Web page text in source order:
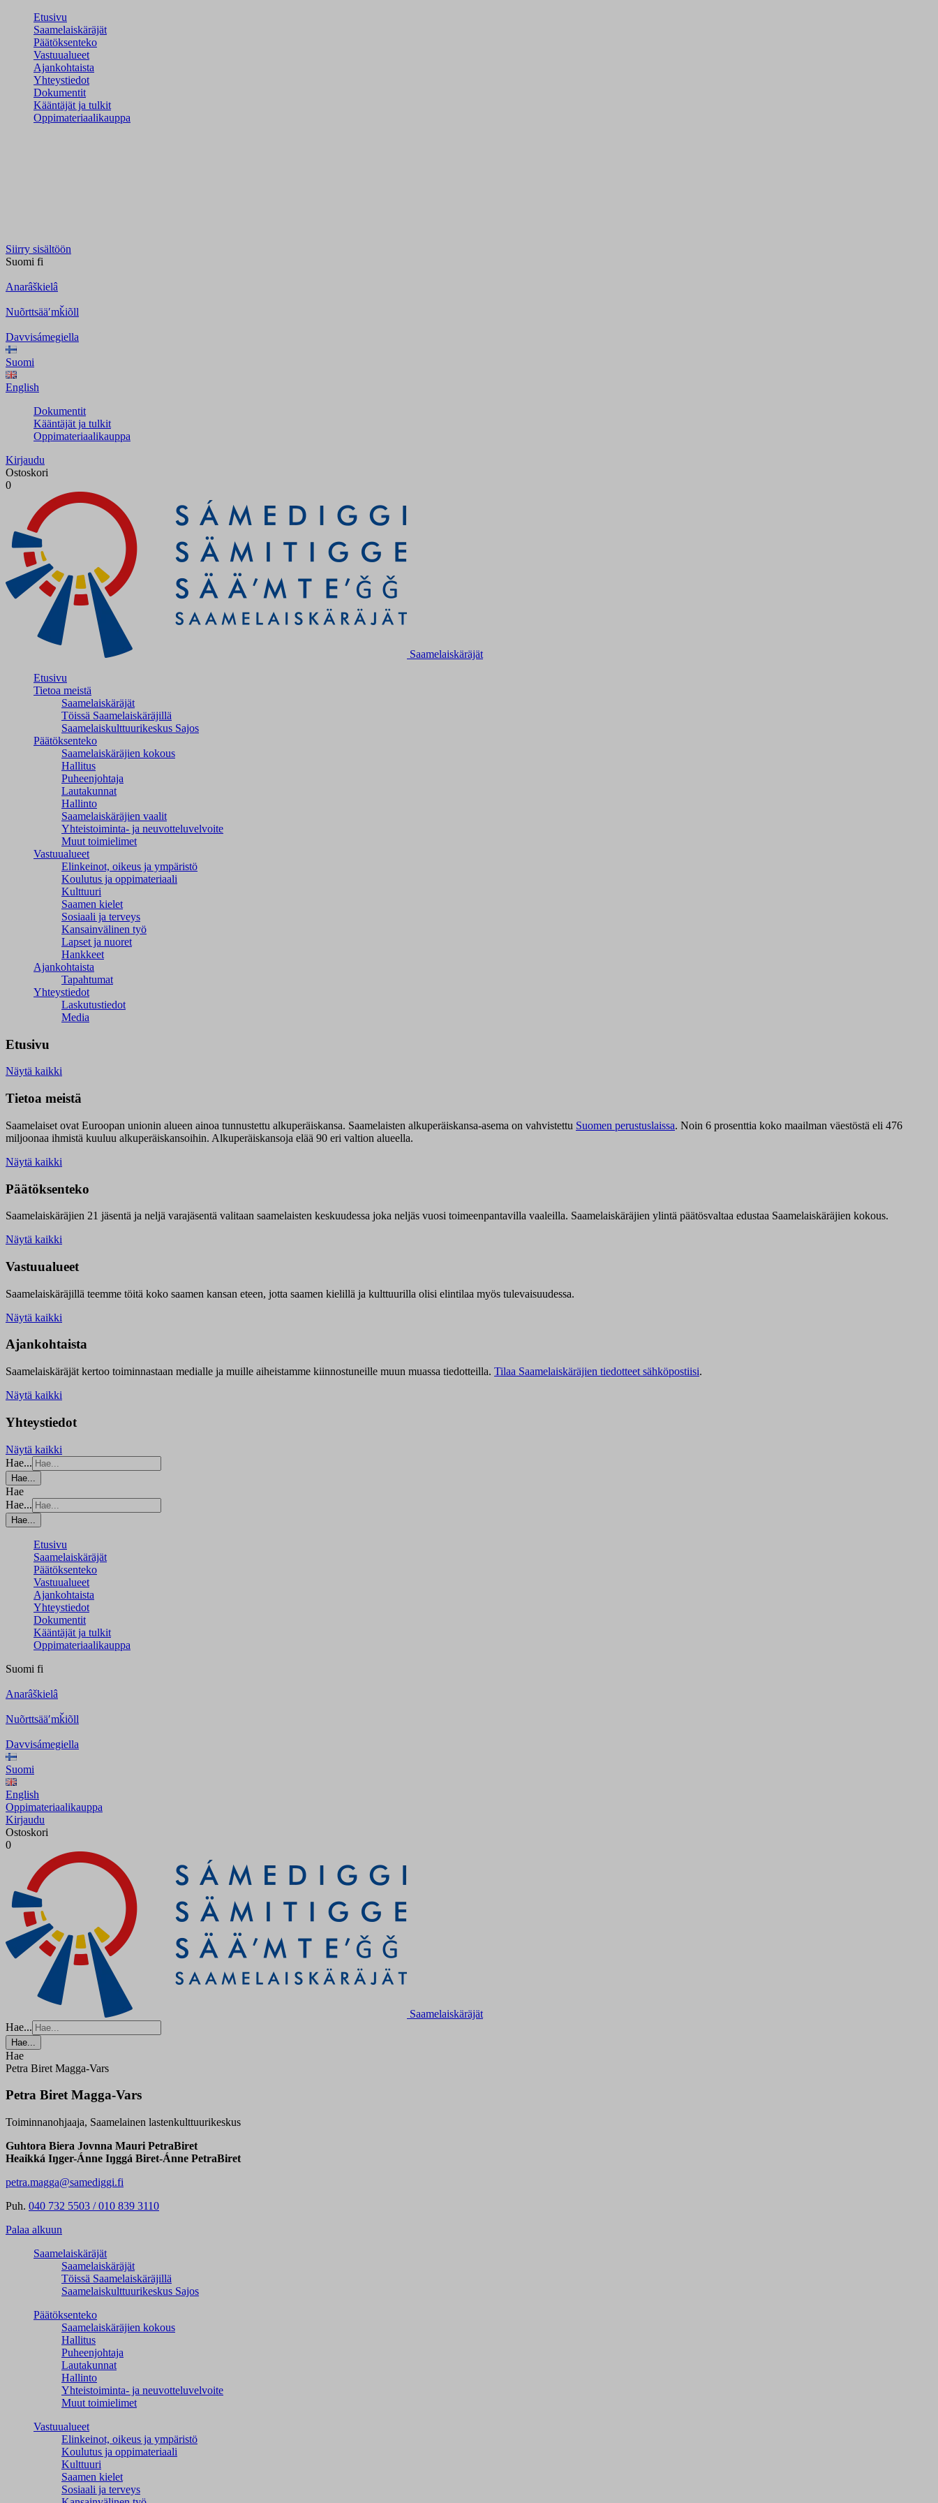
Etusivu
Saamelaiskäräjät
Päätöksenteko
Vastuualueet
Ajankohtaista
Yhteystiedot
Dokumentit
Kääntäjät ja tulkit
Oppimateriaalikauppa
Siirry sisältöön
Suomi fi
Anarâškielâ
Nuõrttsääʹmǩiõll
Davvisámegiella
Suomi
English
Dokumentit
Kääntäjät ja tulkit
Oppimateriaalikauppa
Kirjaudu
Ostoskori
0
Saamelaiskäräjät
Etusivu
Tietoa meistä
Saamelaiskäräjät
Töissä Saamelaiskäräjillä
Saamelaiskulttuuri­keskus Sajos
Päätöksenteko
Saamelaiskäräjien kokous
Hallitus
Puheenjohtaja
Lautakunnat
Hallinto
Saamelaiskäräjien vaalit
Yhteistoiminta- ja neuvotteluvelvoite
Muut toimielimet
Vastuualueet
Elinkeinot, oikeus ja ympäristö
Koulutus ja oppimateriaali
Kulttuuri
Saamen kielet
Sosiaali ja terveys
Kansainvälinen työ
Lapset ja nuoret
Hankkeet
Ajankohtaista
Tapahtumat
Yhteystiedot
Laskutustiedot
Media
Etusivu
Näytä kaikki
Tietoa meistä
Saamelaiset ovat Euroopan unionin alueen ainoa tunnustettu alkuperäiskansa. Saamelaisten alkuperäiskansa-asema on vahvistettu Suomen perustuslaissa. Noin 6 prosenttia koko maailman väestöstä eli 476
miljoonaa ihmistä kuuluu alkuperäiskansoihin. Alkuperäiskansoja elää 90 eri valtion alueella.
Näytä kaikki
Päätöksenteko
Saamelaiskäräjien 21 jäsentä ja neljä varajäsentä valitaan saamelaisten keskuudessa joka neljäs vuosi toimeenpantavilla vaaleilla. Saamelaiskäräjien ylintä päätösvaltaa edustaa Saamelaiskäräjien kokous.
Näytä kaikki
Vastuualueet
Saamelaiskäräjillä teemme töitä koko saamen kansan eteen, jotta saamen kielillä ja kulttuurilla olisi elintilaa myös tulevaisuudessa.
Näytä kaikki
Ajankohtaista
Saamelaiskäräjät kertoo toiminnastaan medialle ja muille aiheistamme kiinnostuneille muun muassa tiedotteilla. Tilaa Saamelaiskäräjien tiedotteet sähköpostiisi.
Näytä kaikki
Yhteystiedot
Näytä kaikki
Hae...
Hae...
Hae
Hae...
Hae...
Etusivu
Saamelaiskäräjät
Päätöksenteko
Vastuualueet
Ajankohtaista
Yhteystiedot
Dokumentit
Kääntäjät ja tulkit
Oppimateriaalikauppa
Suomi fi
Anarâškielâ
Nuõrttsääʹmǩiõll
Davvisámegiella
Suomi
English
Oppimateriaalikauppa
Kirjaudu
Ostoskori
0
Saamelaiskäräjät
Hae...
Hae...
Hae
Petra Biret Magga-Vars
Petra Biret Magga-Vars
Toiminnanohjaaja, Saamelainen lastenkulttuurikeskus
Guhtora Biera Jovnna Mauri PetraBiret
Heaikká Iŋger-Ánne Iŋggá Biret-Ánne PetraBiret
petra.magga@samediggi.fi
Puh. 040 732 5503 / 010 839 3110
Palaa alkuun
Saamelaiskäräjät
Saamelaiskäräjät
Töissä Saamelaiskäräjillä
Saamelaiskulttuuri­keskus Sajos
Päätöksenteko
Saamelaiskäräjien kokous
Hallitus
Puheenjohtaja
Lautakunnat
Hallinto
Yhteistoiminta- ja neuvotteluvelvoite
Muut toimielimet
Vastuualueet
Elinkeinot, oikeus ja ympäristö
Koulutus ja oppimateriaali
Kulttuuri
Saamen kielet
Sosiaali ja terveys